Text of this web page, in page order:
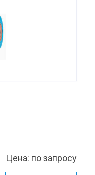
Цена: по запросу